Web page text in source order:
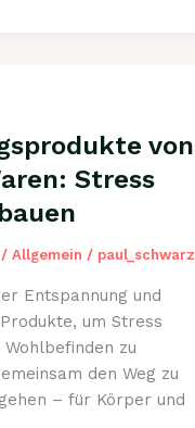
von
Stress
/ Allgemein / paul_schwarz
Entspannung und
um Stress
zu
den Weg zu
– für Körper und